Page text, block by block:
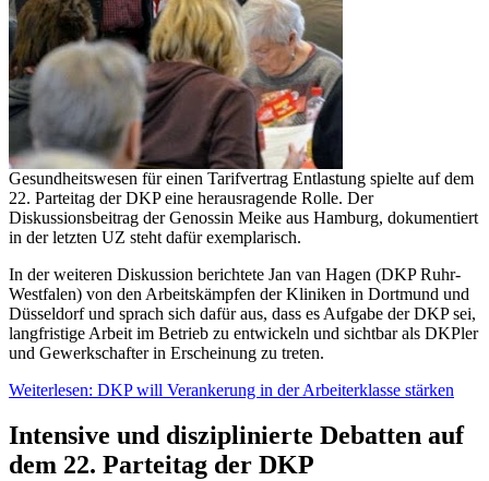
Gesundheitswesen für einen Tarifvertrag Entlastung spielte auf dem
22. Parteitag der DKP eine herausragende Rolle. Der
Diskussionsbeitrag der Genossin Meike aus Hamburg, dokumentiert
in der letzten UZ steht dafür exemplarisch.
In der weiteren Diskussion berichtete Jan van Hagen (DKP Ruhr-
Westfalen) von den Arbeitskämpfen der Kliniken in Dortmund und
Düsseldorf und sprach sich dafür aus, dass es Aufgabe der DKP sei,
langfristige Arbeit im Betrieb zu entwickeln und sichtbar als DKPler
und Gewerkschafter in Erscheinung zu treten.
Weiterlesen: DKP will Verankerung in der Arbeiterklasse stärken
Intensive und disziplinierte Debatten auf
dem 22. Parteitag der DKP